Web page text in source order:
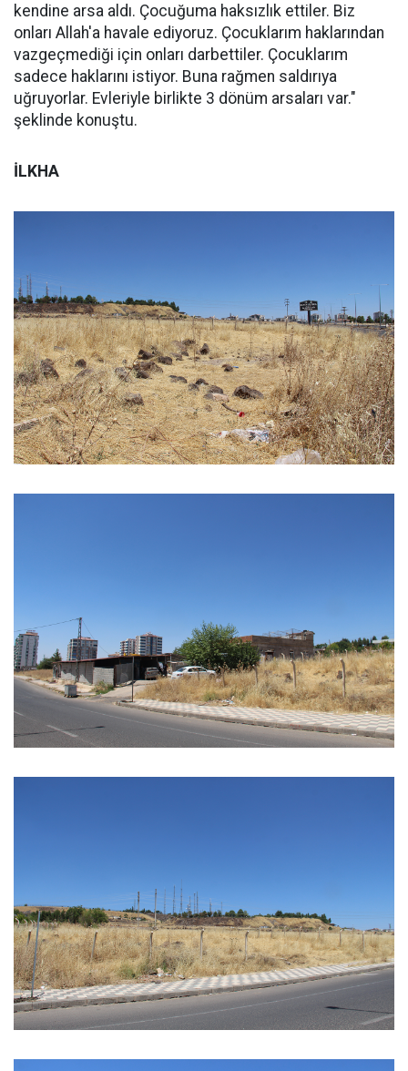
kendine arsa aldı. Çocuğuma haksızlık ettiler. Biz
onları Allah'a havale ediyoruz. Çocuklarım haklarından
vazgeçmediği için onları darbettiler. Çocuklarım
sadece haklarını istiyor. Buna rağmen saldırıya
uğruyorlar. Evleriyle birlikte 3 dönüm arsaları var."
şeklinde konuştu.
İLKHA